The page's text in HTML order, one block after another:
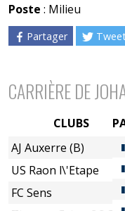
Poste : Milieu
Partager
CARRIÈRE DE
CLUBS
AJ Auxerre (B)
US Raon l\'Etape
FC Sens